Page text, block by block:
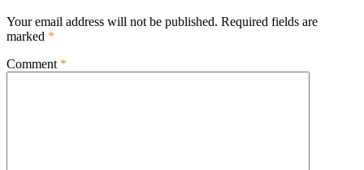
Your email address will not be published. Required fields are
marked *
Comment *